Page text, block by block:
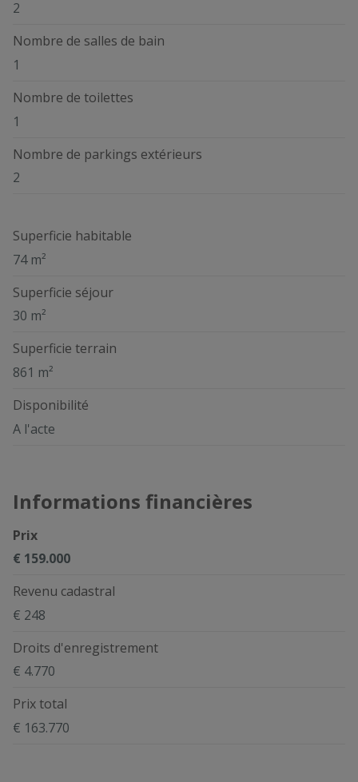
2
Nombre de salles de bain
1
Nombre de toilettes
1
Nombre de parkings extérieurs
2
Superficie habitable
74 m²
Superficie séjour
30 m²
Superficie terrain
861 m²
Disponibilité
A l'acte
Informations financières
Prix
€ 159.000
Revenu cadastral
€ 248
Droits d'enregistrement
€ 4.770
Prix total
€ 163.770